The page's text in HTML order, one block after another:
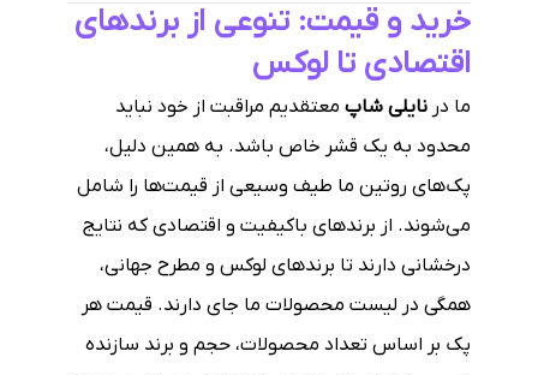
خرید و قیمت: تنوعی از برندهای
اقتصادی تا لوکس
ما در نایلی شاپ معتقدیم مراقبت از خود نباید
محدود به یک قشر خاص باشد. به همین دلیل،
پک‌های روتین ما طیف وسیعی از قیمت‌ها را شامل
می‌شوند. از برندهای باکیفیت و اقتصادی که نتایج
درخشانی دارند تا برندهای لوکس و مطرح جهانی،
همگی در لیست محصولات ما جای دارند. قیمت هر
پک بر اساس تعداد محصولات، حجم و برند سازنده